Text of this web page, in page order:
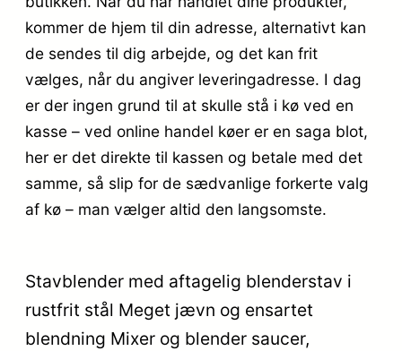
kommer de hjem til din adresse, alternativt kan
de sendes til dig arbejde, og det kan frit
vælges, når du angiver leveringadresse. I dag
er der ingen grund til at skulle stå i kø ved en
kasse – ved online handel køer er en saga blot,
her er det direkte til kassen og betale med det
samme, så slip for de sædvanlige forkerte valg
af kø – man vælger altid den langsomste.
Stavblender med aftagelig blenderstav i
rustfrit stål Meget jævn og ensartet
blendning Mixer og blender saucer,